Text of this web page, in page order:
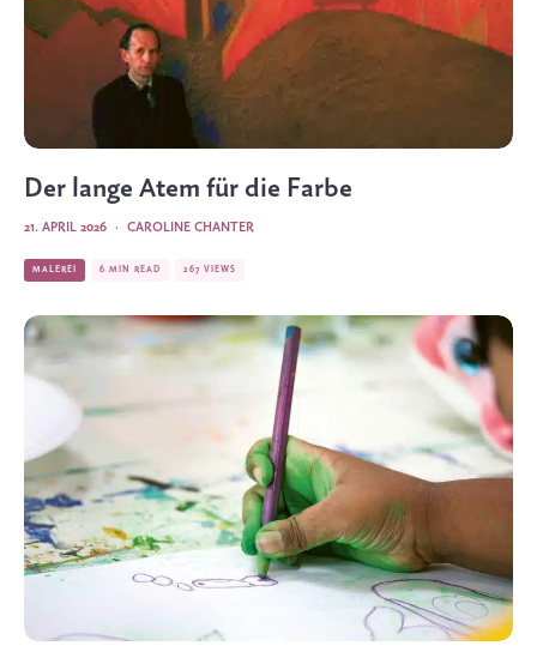
Der lange Atem für die Farbe
CAROLINE CHANTER
·
21. APRIL 2026
MALEREI 6 MIN READ 267 VIEWS